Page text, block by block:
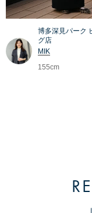
博多深見パーク
グ店
MIK
155cm